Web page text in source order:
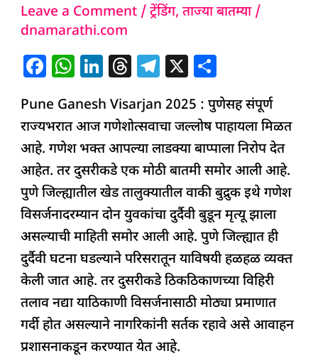
Leave a Comment /ट्रेंडिंग,ताज्या बातम्या/
dnamarathi.com
F
c
e
b
o
o
k
W
at
s
A
p
p
Li
k
e
dI
n
T
re
a
d
s
T
e
g
ra
m
X
h
ar
e
Pune Ganesh Visarjan 2025 : पुणेसह संपूर्ण
राज्यभरात आज गणेशोत्सवाचा जल्लोष पाहायला मिळत
आहे. गणेश भक्त आपल्या लाडक्या बाप्पाला निरोप देत
आहेत. तर दुसरीकडे एक मोठी बातमी समोर आली आहे.
पुणे जिल्ह्यातील खेड तालुक्यातील वाकी बुद्रुक इथे गणेश
विसर्जनादरम्यान दोन युवकांचा दुर्दैवी बुडून मृत्यू झाला
असल्याची माहिती समोर आली आहे. पुणे जिल्ह्यात ही
दुर्दैवी घटना घडल्याने परिसरातून याविषयी हळहळ व्यक्त
केली जात आहे. तर दुसरीकडे ठिकठिकाणच्या विहिरी
तलाव नद्या याठिकाणी विसर्जनासाठी मोठ्या प्रमाणात
गर्दी होत असल्याने नागरिकांनी सर्तक रहावे असे आवाहन
प्रशासनाकडून करण्यात येत आहे.